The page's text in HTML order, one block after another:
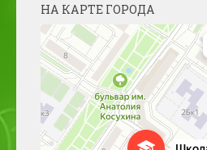
НА КАРТЕ ГОРОДА